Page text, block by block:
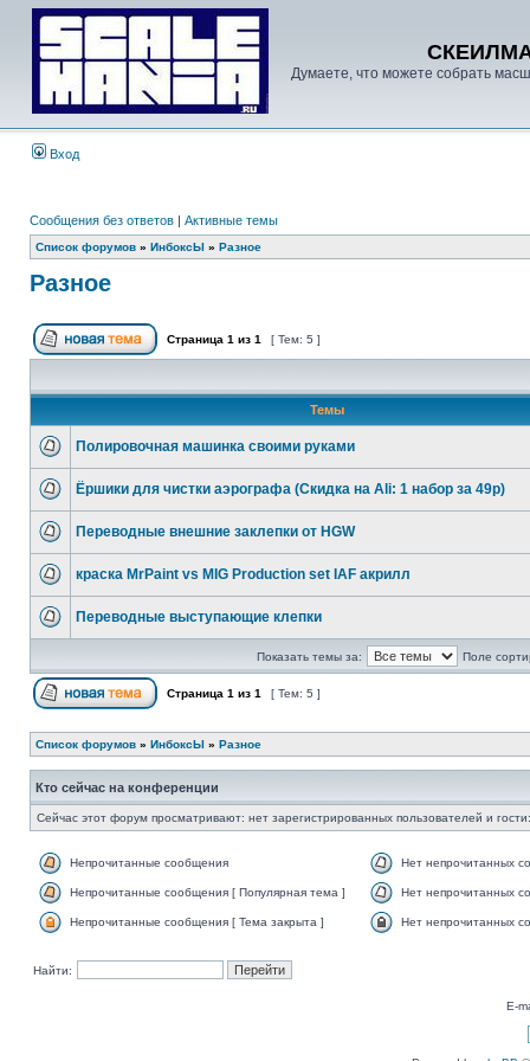
Думаете, что можете собрать
Вход
Сообщения без ответов | Активные темы
Список форумов » ИнбоксЫ » Разное
Разное
Страница 1 из 1 [ Тем: 5 ]
Темы
Полировочная машинка своими руками
Ёршики для чистки аэрографа (Скидка на Ali: 1 набор за 49р)
Переводные внешние заклепки от HGW
краска MrPaint vs MIG Production set IAF акрилл
Переводные выступающие клепки
Показать темы за: Поле
Страница 1 из 1 [ Тем: 5 ]
Список форумов » ИнбоксЫ » Разное
Кто сейчас на конференции
Сейчас этот форум просматривают: нет зарегистрированных пользователей и
Непрочитанные сообщения Нет непрочитанных
Непрочитанные сообщения [ Популярная тема ] Нет непрочитанных
Непрочитанные сообщения [ Тема закрыта ] Нет непрочитанных
Найти:
E-